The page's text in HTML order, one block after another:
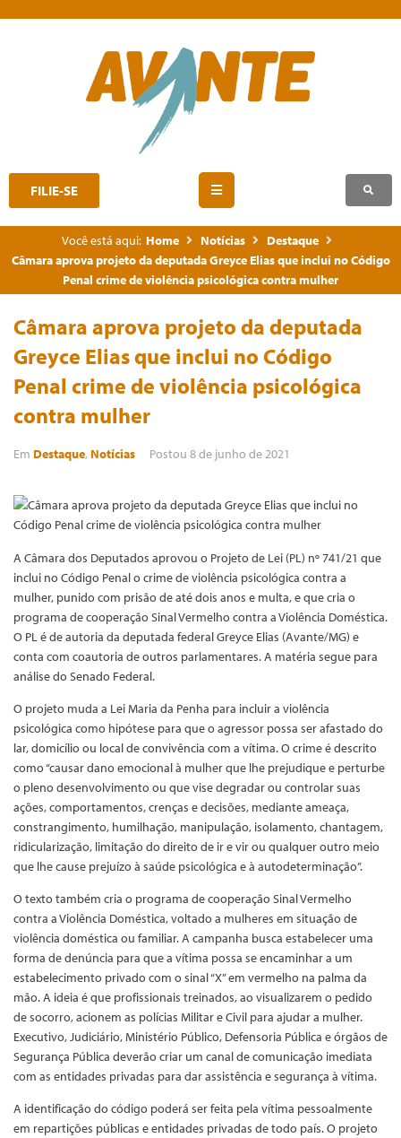
FILIE-SE
Você está aqui: Home Notícias
Destaque
Câmara aprova projeto da deputada Greyce Elias que inclui no Código
Penal crime de violência psicológica contra mulher
Câmara aprova projeto da deputada
Greyce Elias que inclui no Código
Penal crime de violência psicológica
contra mulher
Em Destaque, Notícias Postou 8 de junho de 2021
A Câmara dos Deputados aprovou o Projeto de Lei (PL) nº 741/21 que
inclui no Código Penal o crime de violência psicológica contra a
mulher, punido com prisão de até dois anos e multa, e que cria o
programa de cooperação Sinal Vermelho contra a Violência Doméstica.
O PL é de autoria da deputada federal Greyce Elias (Avante/MG) e
conta com coautoria de outros parlamentares. A matéria segue para
análise do Senado Federal.
O projeto muda a Lei Maria da Penha para incluir a violência
psicológica como hipótese para que o agressor possa ser afastado do
lar, domicílio ou local de convivência com a vítima. O crime é descrito
como “causar dano emocional à mulher que lhe prejudique e perturbe
o pleno desenvolvimento ou que vise degradar ou controlar suas
ações, comportamentos, crenças e decisões, mediante ameaça,
constrangimento, humilhação, manipulação, isolamento, chantagem,
ridicularização, limitação do direito de ir e vir ou qualquer outro meio
que lhe cause prejuízo à saúde psicológica e à autodeterminação”.
O texto também cria o programa de cooperação Sinal Vermelho
contra a Violência Doméstica, voltado a mulheres em situação de
violência doméstica ou familiar. A campanha busca estabelecer uma
forma de denúncia para que a vítima possa se encaminhar a um
estabelecimento privado com o sinal “X” em vermelho na palma da
mão. A ideia é que profissionais treinados, ao visualizarem o pedido
de socorro, acionem as polícias Militar e Civil para ajudar a mulher.
Executivo, Judiciário, Ministério Público, Defensoria Pública e órgãos de
Segurança Pública deverão criar um canal de comunicação imediata
com as entidades privadas para dar assistência e segurança à vítima.
A identificação do código poderá ser feita pela vítima pessoalmente
em repartições públicas e entidades privadas de todo país. O projeto